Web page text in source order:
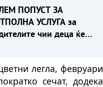
ПОПУСТ ЗА
УСЛУГА за
чии деца ќе
легла, февруари
сечат, додека